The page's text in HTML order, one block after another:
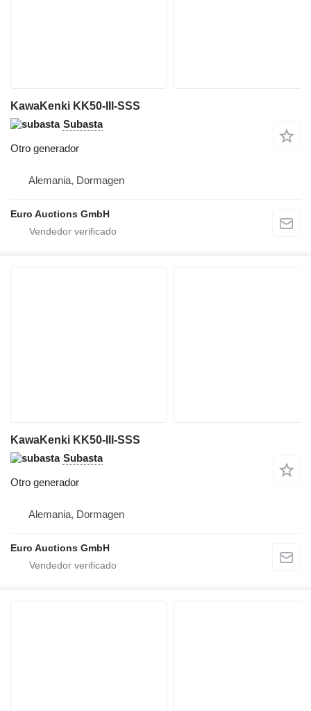
KawaKenki KK50-III-SSS
Subasta
Otro generador
Alemania, Dormagen
Euro Auctions GmbH
KawaKenki KK50-III-SSS
Subasta
Otro generador
Alemania, Dormagen
Euro Auctions GmbH